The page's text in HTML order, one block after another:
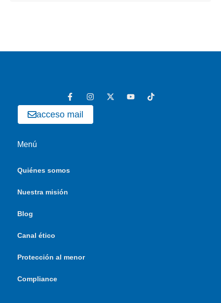
acceso mail
Menú
Quiénes somos
Nuestra misión
Blog
Canal ético
Protección al menor
Compliance